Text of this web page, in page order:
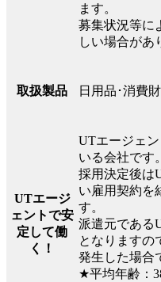
ます。
募集状況等に
しい場合があ
取扱製品 日用品･消費財
UTエージ
ェントで安
定して働
く！
UTエージェ
いる会社です。
採用決定後は
い雇用契約を
す。
派遣元である
となりますの
発生した場合
★平均年齢：